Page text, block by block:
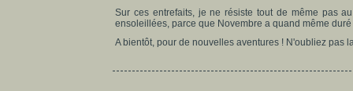
Sur ces entrefaits, je ne résiste tout de même pas
ensoleillées, parce que Novembre a quand même
A bientôt, pour de nouvelles aventures ! N'oubliez pas